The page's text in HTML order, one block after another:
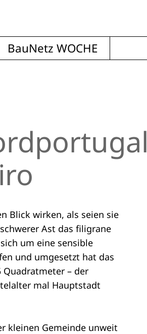
BauNetz WOCHE
Blick wirken, als seien sie
Ast das filigrane
um eine sensible
und umgesetzt hat das
Quadratmeter – der
mal Hauptstadt
kleinen Gemeinde unweit